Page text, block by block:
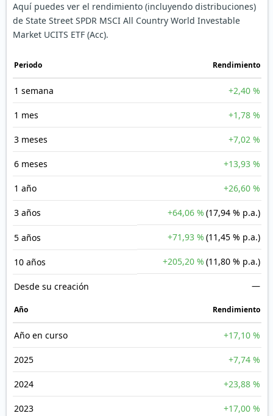
Aquí puedes ver el rendimiento (incluyendo distribuciones)
de State Street SPDR MSCI All Country World Investable
Market UCITS ETF (Acc).
Periodo Rendimiento
1 semana +2,40 %
1 mes +1,78 %
3 meses +7,02 %
6 meses +13,93 %
1 año +26,60 %
3 años +64,06 % (17,94 % p.a.)
5 años +71,93 % (11,45 % p.a.)
10 años +205,20 % (11,80 % p.a.)
Desde su creación —
Año Rendimiento
Año en curso +17,10 %
2025 +7,74 %
2024 +23,88 %
2023 +17,00 %